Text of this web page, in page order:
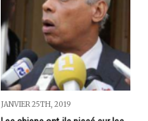
JANVIER 25TH, 2019